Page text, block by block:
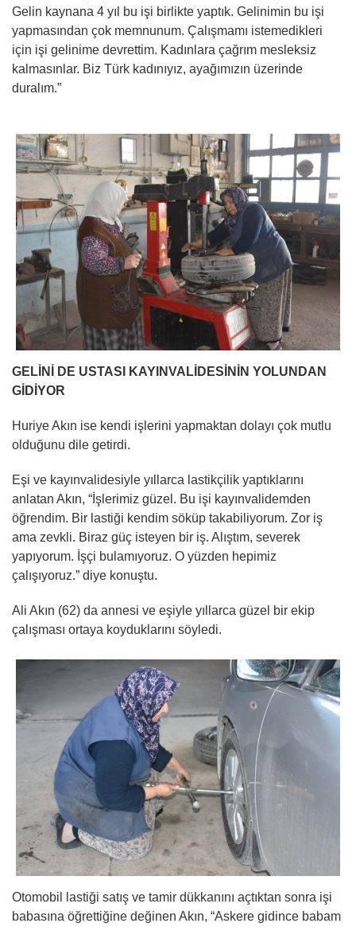
Gelin kaynana 4 yıl bu işi birlikte yaptık. Gelinimin bu işi
yapmasından çok memnunum. Çalışmamı istemedikleri
için işi gelinime devrettim. Kadınlara çağrım mesleksiz
kalmasınlar. Biz Türk kadınıyız, ayağımızın üzerinde
duralım.”
GELİNİ DE USTASI KAYINVALİDESİNİN YOLUNDAN
GİDİYOR
Huriye Akın ise kendi işlerini yapmaktan dolayı çok mutlu
olduğunu dile getirdi.
Eşi ve kayınvalidesiyle yıllarca lastikçilik yaptıklarını
anlatan Akın, “İşlerimiz güzel. Bu işi kayınvalidemden
öğrendim. Bir lastiği kendim söküp takabiliyorum. Zor iş
ama zevkli. Biraz güç isteyen bir iş. Alıştım, severek
yapıyorum. İşçi bulamıyoruz. O yüzden hepimiz
çalışıyoruz.” diye konuştu.
Ali Akın (62) da annesi ve eşiyle yıllarca güzel bir ekip
çalışması ortaya koyduklarını söyledi.
Otomobil lastiği satış ve tamir dükkanını açtıktan sonra işi
babasına öğrettiğine değinen Akın, “Askere gidince babam